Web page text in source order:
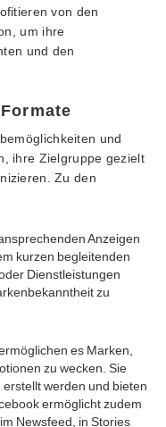
von den
um ihre
und den
und
ihre Zielgruppe gezielt
Zu den
Anzeigen
kurzen begleitenden
Dienstleistungen
zu
es Marken,
zu wecken. Sie
werden und bieten
ermöglicht zudem
Newsfeed, in Stories